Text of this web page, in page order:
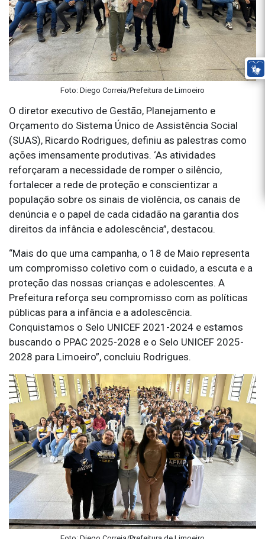
Foto: Diego Correia/Prefeitura de Limoeiro
O diretor executivo de Gestão, Planejamento e
Orçamento do Sistema Único de Assistência Social
(SUAS), Ricardo Rodrigues, definiu as palestras como
ações imensamente produtivas. ‘As atividades
reforçaram a necessidade de romper o silêncio,
fortalecer a rede de proteção e conscientizar a
população sobre os sinais de violência, os canais de
denúncia e o papel de cada cidadão na garantia dos
direitos da infância e adolescência”, destacou.
“Mais do que uma campanha, o 18 de Maio representa
um compromisso coletivo com o cuidado, a escuta e a
proteção das nossas crianças e adolescentes. A
Prefeitura reforça seu compromisso com as políticas
públicas para a infância e a adolescência.
Conquistamos o Selo UNICEF 2021-2024 e estamos
buscando o PPAC 2025-2028 e o Selo UNICEF 2025-
2028 para Limoeiro”, concluiu Rodrigues.